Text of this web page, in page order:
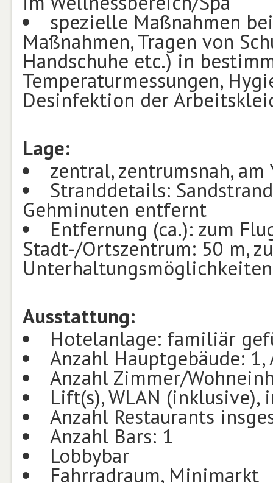
spezielle Maßnahmen
Maßnahmen, Tragen von
Handschuhe etc.) in
Temperaturmessungen,
Desinfektion der
Lage:
zentral, zentrumsnah, am
Stranddetails:
Gehminuten entfernt
Entfernung (ca.): zum
Stadt-/Ortszentrum: 50 m,
Ausstattung:
Hotelanlage: familiär
Anzahl Hauptgebäude:
Anzahl Zimmer/
Lift(s), WLAN (inklusive),
Anzahl Restaurants
Anzahl Bars: 1
Lobbybar
Fahrradraum, Minimarkt